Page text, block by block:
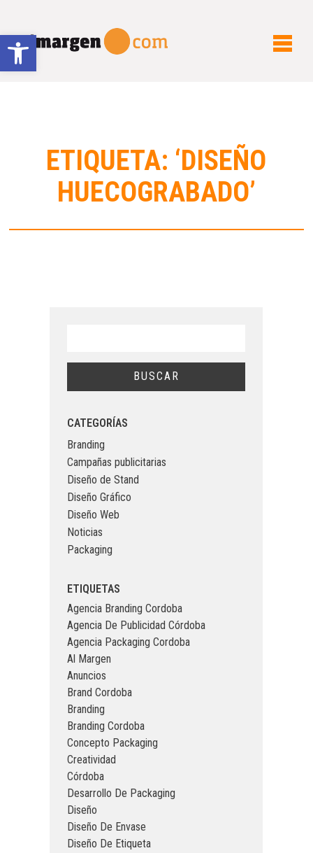
Abrir barra de herramientas
ETIQUETA: ‘DISEÑO
HUECOGRABADO’
CATEGORÍAS
Branding
Campañas publicitarias
Diseño de Stand
Diseño Gráfico
Diseño Web
Noticias
Packaging
ETIQUETAS
Agencia Branding Cordoba
Agencia De Publicidad Córdoba
Agencia Packaging Cordoba
Al Margen
Anuncios
Brand Cordoba
Branding
Branding Cordoba
Concepto Packaging
Creatividad
Córdoba
Desarrollo De Packaging
Diseño
Diseño De Envase
Diseño De Etiqueta